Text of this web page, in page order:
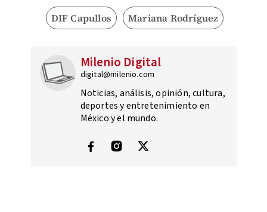
DIF Capullos Mariana Rodríguez
Milenio Digital
digital@milenio.com
Noticias, análisis, opinión, cultura,
deportes y entretenimiento en
México y el mundo.